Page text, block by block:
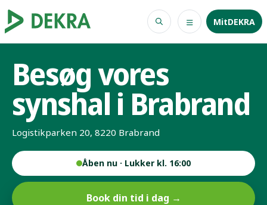
MitDEKRA
Besøg vores
synshal i Brabrand
Logistikparken 20, 8220 Brabrand
Åben nu · Lukker kl. 16:00
Book din tid i dag →